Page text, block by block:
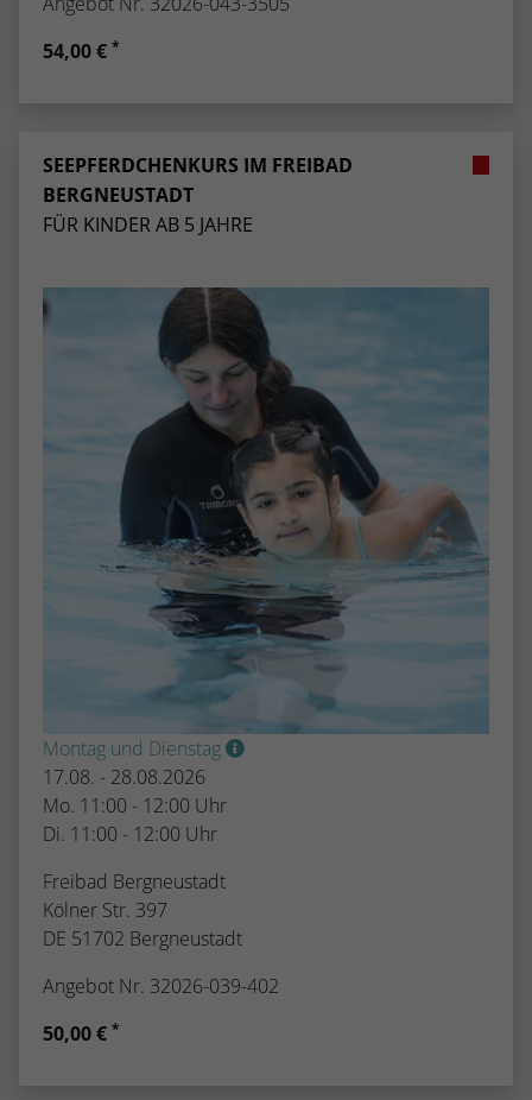
54,00 € *
SEEPFERDCHENKURS IM FREIBAD
BERGNEUSTADT
FÜR KINDER AB 5 JAHRE
Montag und Dienstag
17.08. - 28.08.2026
Mo. 11:00 - 12:00 Uhr
Di. 11:00 - 12:00 Uhr
Freibad Bergneustadt
Kölner Str. 397
DE 51702 Bergneustadt
Angebot Nr. 32026-039-402
50,00 € *